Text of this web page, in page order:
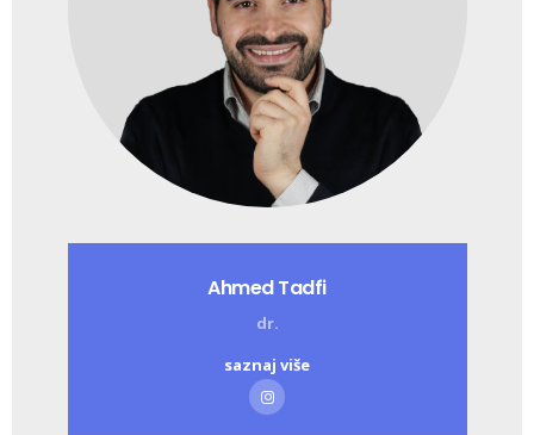
Ahmed Tadfi
dr.
saznaj više